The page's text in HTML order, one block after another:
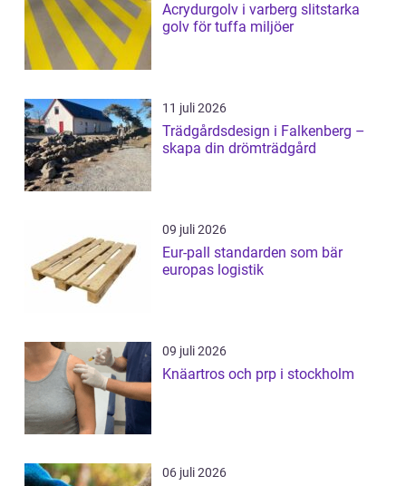
Acrydurgolv i varberg slitstarka
golv för tuffa miljöer
11 juli 2026
Trädgårdsdesign i Falkenberg –
skapa din drömträdgård
09 juli 2026
Eur-pall standarden som bär
europas logistik
09 juli 2026
Knäartros och prp i stockholm
06 juli 2026